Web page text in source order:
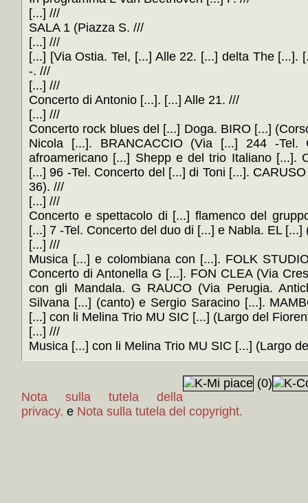
[...] ///
SALA 1 (Piazza S. ///
[...] ///
[...] [Via Ostia. Tel, [...] Alle 22. [...] delta The [...].
-. ///
[...] ///
Concerto di Antonio [...]. [...] Alle 21. ///
[...] ///
Concerto rock blues del [...] Doga. BIRO [...]
Nicola [...]. BRANCACCIO (Via [...] 244 -Tel.
afroamericano [...] Shepp e del trio Italiano [...].
[...] 96 -Tel. Concerto del [...] di Toni [...].
36). ///
[...] ///
Concerto e spettacolo di [...] flamenco del
[...] 7 -Tel. Concerto del duo di [...] e Nabla. EL
[...] ///
Musica [...] e colombiana con [...]. FOLK
Concerto di Antonella G [...]. FON CLEA (Via
con gli Mandala. G RAUCO (Via Perugia.
Silvana [...] (canto) e Sergio Saracino [...].
[...] con li Melina Trio MU SIC [...] (Largo del
[...] ///
Musica [...] con li Melina Trio MU SIC [...] (Largo
(0)
Nota sulla tutela della
privacy. e Nota sulla tutela del copyright.